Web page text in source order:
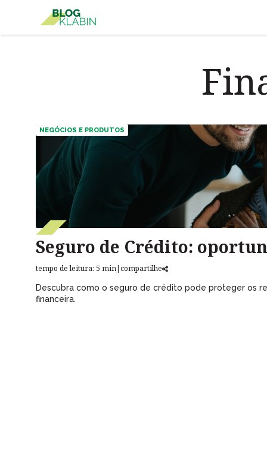
NEGÓCIOS E PRODUTOS
Seguro de Crédito:
tempo de leitura: 5 min|compartilhe
Descubra como o seguro de crédito pode proteger os
financeira.